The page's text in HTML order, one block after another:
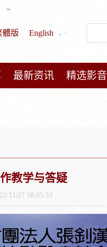
體版 English
最新资讯 精选影音
教学与答疑
11/27 08:05:33